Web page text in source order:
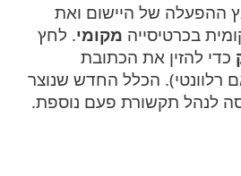
ההפעלה של היישום ואת
בכרטיסייה מקומי. לחץ
כדי להזין את הכתובת
רלוונטי). הכלל החדש שנוצר
לנהל תקשורת פעם נוספת.